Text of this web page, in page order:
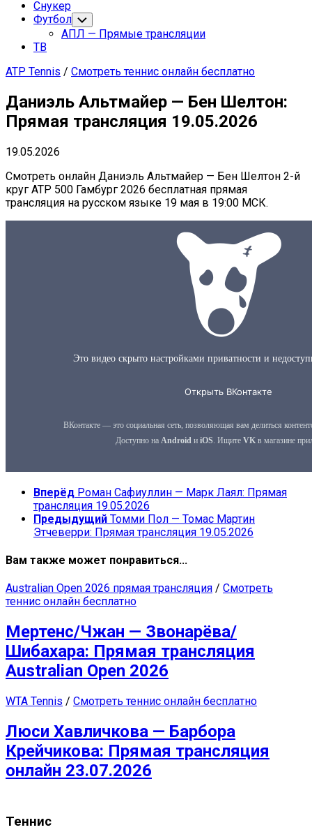
Снукер
Футбол Переключатель
дочернего
меню
АПЛ — Прямые трансляции
ТВ
ATP Tennis / Смотреть теннис онлайн бесплатно
Даниэль Альтмайер — Бен Шелтон:
Прямая трансляция 19.05.2026
19.05.2026
Смотреть онлайн Даниэль Альтмайер — Бен Шелтон 2-й
круг ATP 500 Гамбург 2026 бесплатная прямая
трансляция на русском языке 19 мая в 19:00 МСК.
Вперёд Роман Сафиуллин — Марк Лаял: Прямая
трансляция 19.05.2026
Предыдущий Томми Пол — Томас Мартин
Этчеверри: Прямая трансляция 19.05.2026
Вам также может понравиться...
Australian Open 2026 прямая трансляция / Смотреть
теннис онлайн бесплатно
Мертенс/Чжан — Звонарёва/
Шибахара: Прямая трансляция
Australian Open 2026
WTA Tennis / Смотреть теннис онлайн бесплатно
Люси Хавличкова — Барбора
Крейчикова: Прямая трансляция
онлайн 23.07.2026
Теннис